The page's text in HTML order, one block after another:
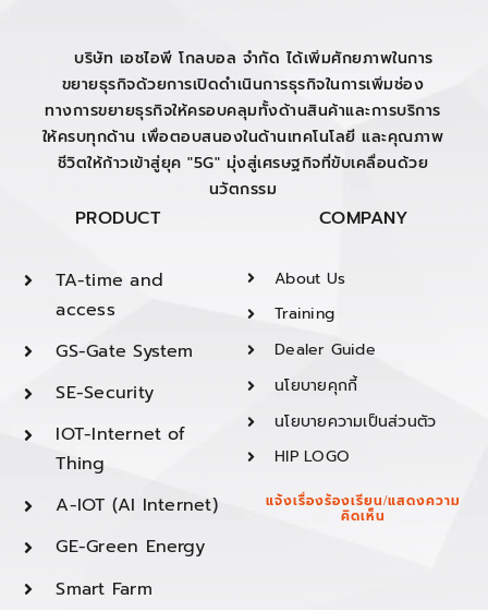
บริษัท เอชไอพี โกลบอล จำกัด ได้เพิ่มศักยภาพในการ
ขยายธุรกิจด้วยการเปิดดำเนินการธุรกิจในการเพิ่มช่อง
ทางการขยายธุรกิจให้ครอบคลุมทั้งด้านสินค้าและการบริการ
ให้ครบทุกด้าน เพื่อตอบสนองในด้านเทคโนโลยี และคุณภาพ
ชีวิตให้ก้าวเข้าสู่ยุค "5G" มุ่งสู่เศรษฐกิจที่ขับเคลื่อนด้วย
นวัตกรรม
PRODUCT
TA-time and
access
GS-Gate System
SE-Security
IOT-Internet of
Thing
A-IOT (AI Internet)
GE-Green Energy
Smart Farm
COMPANY
About Us
Training
Dealer Guide
นโยบายคุกกี้
นโยบายความเป็นส่วนตัว
HIP LOGO
แจ้งเรื่องร้องเรียน/แสดงความ
คิดเห็น